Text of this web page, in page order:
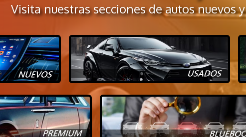
Visita nuestras secciones de autos nuevos